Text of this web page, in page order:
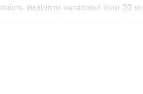
виділяти негативні іони